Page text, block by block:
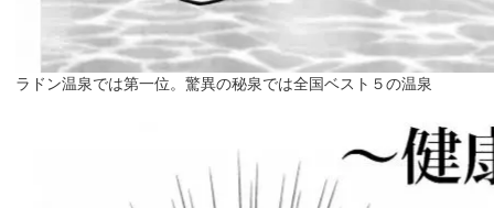
ラドン温泉では第一位。驚異の秘泉では全国ベスト５の温泉